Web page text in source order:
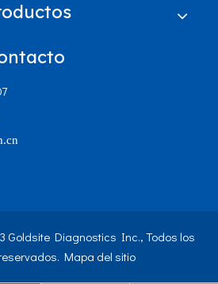
Goldsite Diagnostics Inc., Todos los
Mapa del sitio